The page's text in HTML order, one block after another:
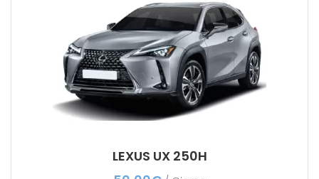
LEXUS UX 250H